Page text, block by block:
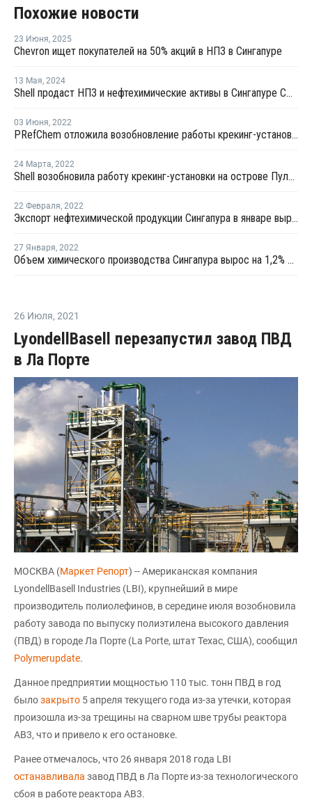
Похожие новости
23 Июня, 2025
Chevron ищет покупателей на 50% акций в НПЗ в Сингапуре
13 Мая, 2024
Shell продаст НПЗ и нефтехимические активы в Сингапуре СП Chandra Asri и Glencore
03 Июня, 2022
PRefChem отложила возобновление работы крекинг-установки в Малайзии
24 Марта, 2022
Shell возобновила работу крекинг-установки на острове Пулау Буком
22 Февраля, 2022
Экспорт нефтехимической продукции Сингапура в январе вырос на 21,9%
27 Января, 2022
Объем химического производства Сингапура вырос на 1,2% в декабре
26 Июля, 2021
LyondellBasell перезапустил завод ПВД
в Ла Порте
МОСКВА (Маркет Репорт) -- Американская компания
LyondellBasell Industries (LBI), крупнейший в мире
производитель полиолефинов, в середине июля возобновила
работу завода по выпуску полиэтилена высокого давления
(ПВД) в городе Ла Порте (La Porte, штат Техас, США), сообщил
Polymerupdate.
Данное предприятии мощностью 110 тыс. тонн ПВД в год
былозакрыто 5 апреля текущего года из-за утечки, которая
произошла из-за трещины на сварном шве трубы реактора
AB3, что и привело к его остановке.
Ранее отмечалось, что 26 января 2018 года LBI
останавливала завод ПВД в Ла Порте из-за технологического
сбоя в работе реактора AB3.